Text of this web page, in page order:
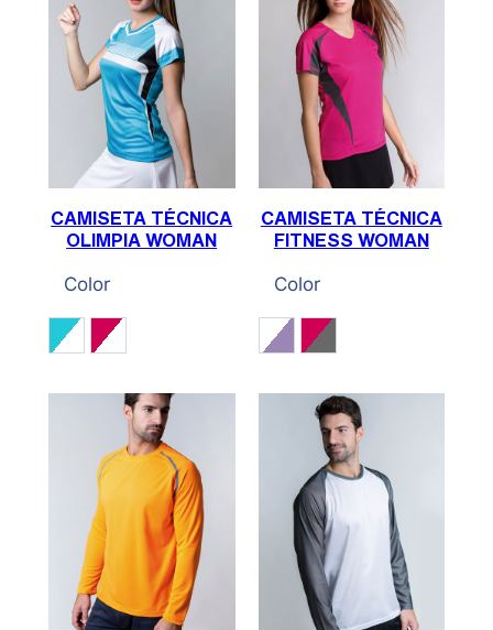
CAMISETA TÉCNICA
OLIMPIA WOMAN
Color
Cian / Blanco / Negro
Fucsia / Blanco / Negro
CAMISETA TÉCNICA
FITNESS WOMAN
Color
Blanco / Lila
Fucsia / Gris